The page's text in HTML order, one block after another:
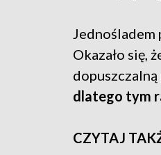
Jednośladem
Okazało się,
dopuszczalną
dlatego tym
CZYTAJ